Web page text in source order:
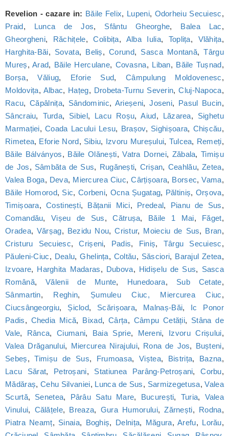
Revelion - cazare in: Băile Felix, Lupeni, Odorheiu Secuiesc,
Praid, Lunca de Jos, Sfântu Gheorghe, Balea Lac,
Gheorgheni, Răchițele,Colibița, Alba Iulia, Toplița, Vlăhița,
Harghita-Băi, Sovata, Beliș,Corund, Sasca Montană,Târgu
Mureș, Arad, Băile Herculane, Covasna, Liban, Băile Tușnad,
Borșa,Văliug, Eforie Sud,Câmpulung Moldovenesc,
Moldovița, Albac, Hațeg, Drobeta-Turnu Severin,Cluj-Napoca,
Racu,Căpâlnița, Sândominic, Arieșeni,Joseni, Pasul Bucin,
Sâncraiu, Turda, Sibiel, Lacu Roșu,Aiud, Lăzarea, Sighetu
Marmației,Coada Lacului Lesu, Brașov, Sighișoara, Chișcău,
Rimetea, Eforie Nord, Sibiu, Izvoru Mureșului, Tulcea, Remeți,
Băile Bálványos, Băile Olănești,Vatra Dornei, Zăbala,Timișu
de Jos, Sâmbăta de Sus, Rugănești, Crișan, Ceahlău,Zetea,
Valea Boga, Deva, Miercurea Ciuc,Cârțișoara, Borsec,Vama,
Băile Homorod, Sic, Corbeni, Ocna Șugatag, Păltiniș, Orșova,
Timișoara,Costinești, Bățanii Mici, Predeal, Pianu de Sus,
Comandău,Vișeu de Sus,Cătrușa, Băile 1 Mai, Făget,
Oradea, Vărșag, Bezidu Nou,Cristur, Moieciu de Sus, Bran,
Cristuru Secuiesc,Crișeni, Padis, Finiș, Târgu Secuiesc,
Păuleni-Ciuc, Dealu,Ghelința, Coltău, Săsciori, Barajul Zetea,
Izvoare, Harghita Madaras, Dubova, Hidișelu de Sus, Sasca
Română,Vălenii de Munte, Hunedoara, Sub Cetate,
Sânmartin, Reghin, Șumuleu Ciuc, Miercurea Ciuc,
Ciucsângeorgiu, Șiclod, Scărișoara, Malnaș-Băi, Ic Ponor
Padis, Chedia Mică, Bixad,Cârța, Câmpu Cetății, Stâna de
Vale, Rânca,Ciumani, Baia Sprie, Mereni, Izvoru Crișului,
Valea Drăganului, Miercurea Nirajului, Rona de Jos, Bușteni,
Sebeș,Timișu de Sus, Frumoasa,Viștea, Bistrița, Bazna,
Lacu Sărat, Petroșani, Statiunea Parâng-Petroșani,Corbu,
Mădăraș,Cehu Silvaniei, Lunca de Sus, Sarmizegetusa,Valea
Scurtă, Senetea, Pârâu Satu Mare, București, Turia, Valea
Vinului, Călățele, Breaza, Gura Humorului,Zărnești, Rodna,
Piatra Neamț, Sinaia, Boghiș, Delnița, Măgura,Arefu, Lorău,